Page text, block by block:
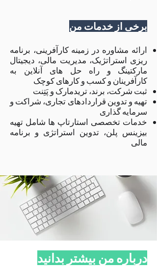
برخی از خدمات من
ارائه مشاوره در زمینه کارآفرینی، برنامه
ریزی استراتژیک، مدیریت مالی، دیجیتال
مارکتینگ و راه حل های آنلاین به
کارآفرینان و کسب و کارهای کوچک
ثبت شرکت، برند، تریدمارک و پَتِنت
تهیه و تدوین قراردادهای تجاری، شراکت و
سرمایه گذاری
خدمات تخصصی استارتاپ ها شامل تهیه
بیزینس پلن، تدوین استراتژی و برنامه
مالی
درباره من بیشتر بدانید